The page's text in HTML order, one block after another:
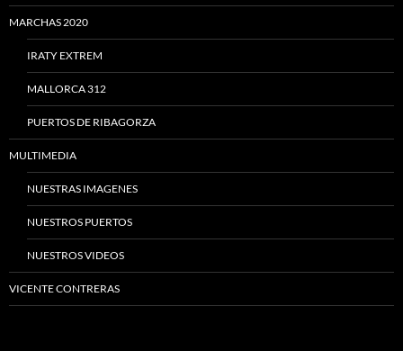
MARCHAS 2020
IRATY EXTREM
MALLORCA 312
PUERTOS DE RIBAGORZA
MULTIMEDIA
NUESTRAS IMAGENES
NUESTROS PUERTOS
NUESTROS VIDEOS
VICENTE CONTRERAS